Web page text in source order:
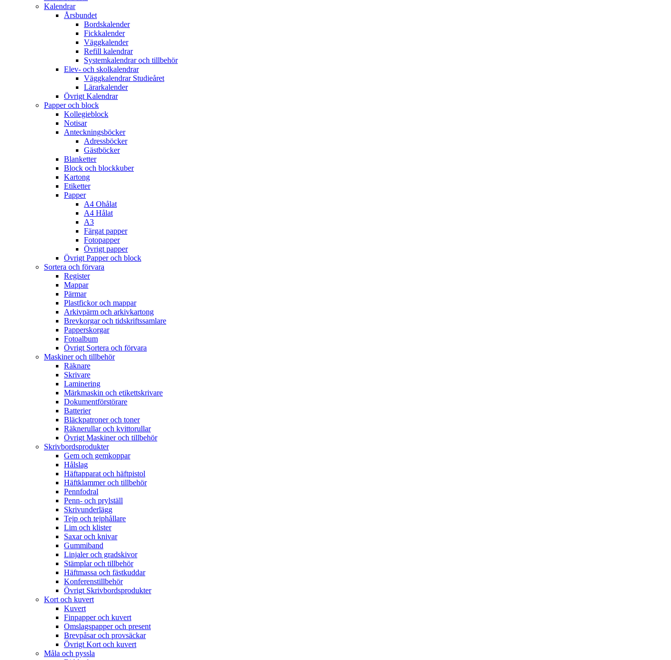
Kalendrar
Årsbundet
Bordskalender
Fickkalender
Väggkalender
Refill kalendrar
Systemkalendrar och tillbehör
Elev- och skolkalendrar
Väggkalendrar Studieåret
Lärarkalender
Övrigt Kalendrar
Papper och block
Kollegieblock
Notisar
Anteckningsböcker
Adressböcker
Gästböcker
Blanketter
Block och blockkuber
Kartong
Etiketter
Papper
A4 Ohålat
A4 Hålat
A3
Färgat papper
Fotopapper
Övrigt papper
Övrigt Papper och block
Sortera och förvara
Register
Mappar
Pärmar
Plastfickor och mappar
Arkivpärm och arkivkartong
Brevkorgar och tidskriftssamlare
Papperskorgar
Fotoalbum
Övrigt Sortera och förvara
Maskiner och tillbehör
Räknare
Skrivare
Laminering
Märkmaskin och etikettskrivare
Dokumentförstörare
Batterier
Bläckpatroner och toner
Räknerullar och kvittorullar
Övrigt Maskiner och tillbehör
Skrivbordsprodukter
Gem och gemkoppar
Hålslag
Häftapparat och häftpistol
Häftklammer och tillbehör
Pennfodral
Penn- och prylställ
Skrivunderlägg
Tejp och tejphållare
Lim och klister
Saxar och knivar
Gummiband
Linjaler och gradskivor
Stämplar och tillbehör
Häftmassa och fästkuddar
Konferenstillbehör
Övrigt Skrivbordsprodukter
Kort och kuvert
Kuvert
Finpapper och kuvert
Omslagspapper och present
Brevpåsar och provsäckar
Övrigt Kort och kuvert
Måla och pyssla